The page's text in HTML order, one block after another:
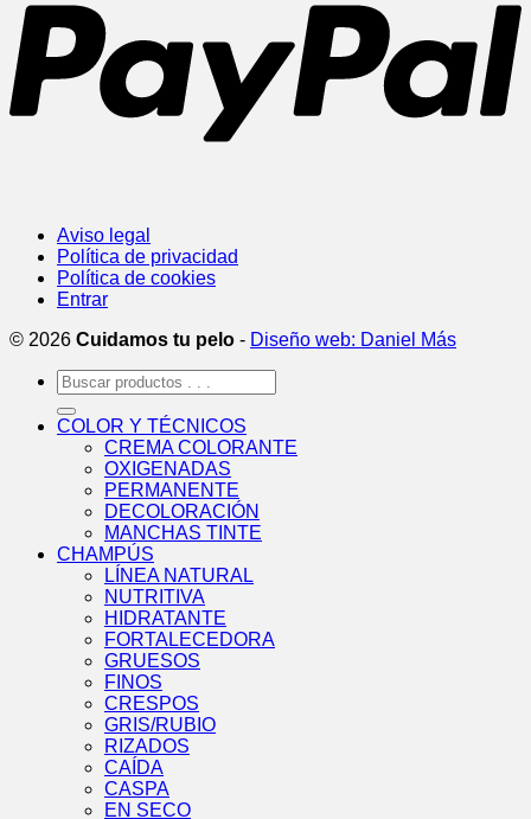
Aviso legal
Política de privacidad
Política de cookies
Entrar
© 2026 Cuidamos tu pelo - Diseño web: Daniel Más
Buscar
por:
COLOR Y TÉCNICOS
CREMA COLORANTE
OXIGENADAS
PERMANENTE
DECOLORACIÓN
MANCHAS TINTE
CHAMPÚS
LÍNEA NATURAL
NUTRITIVA
HIDRATANTE
FORTALECEDORA
GRUESOS
FINOS
CRESPOS
GRIS/RUBIO
RIZADOS
CAÍDA
CASPA
EN SECO